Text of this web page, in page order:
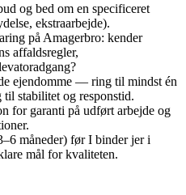
og bed om en specificeret
ekstraarbejde).
på Amagerbro: kender
affaldsregler,
ejendomme — ring til mindst én
stabilitet og responstid.
for garanti på udført arbejde og
måneder) før I binder jer i
mål for kvaliteten.